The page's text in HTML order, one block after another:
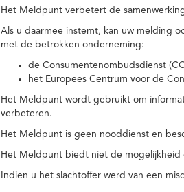
Het Meldpunt verbetert de
Als u daarmee instemt, kan uw melding
met de betrokken onderneming:
de Consumentenombudsdienst
het Europees Centrum voor de
Het Meldpunt wordt gebruikt om
verbeteren.
Het Meldpunt is geen nooddienst en
Het Meldpunt biedt niet de mogelijkheid
Indien u het slachtoffer werd van een